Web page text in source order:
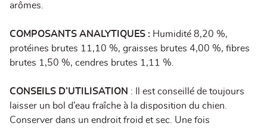
arômes.
COMPOSANTS ANALYTIQUES : Humidité 8,20 %,
protéines brutes 11,10 %, graisses brutes 4,00 %, fibres
brutes 1,50 %, cendres brutes 1,11 %.
CONSEILS D’UTILISATION : Il est conseillé de toujours
laisser un bol d’eau fraîche à la disposition du chien.
Conserver dans un endroit froid et sec. Une fois